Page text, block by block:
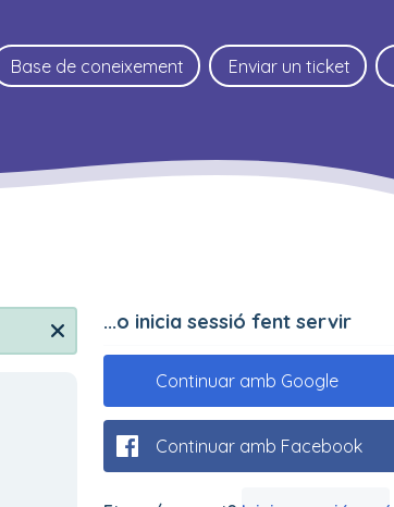
Base de coneixement Enviar un ticket
...o inicia sessió fent servir
Continuar amb Google
Continuar amb Facebook